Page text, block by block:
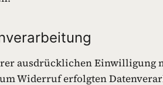
ausdrücklichen
Widerruf erfolgten